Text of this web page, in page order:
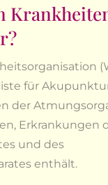
für
der
Erkrankungen
und des
enthält.